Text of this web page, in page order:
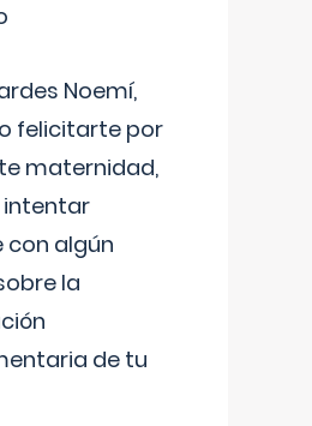
Noemí,
felicitarte por
maternidad,
algún
la
de tu